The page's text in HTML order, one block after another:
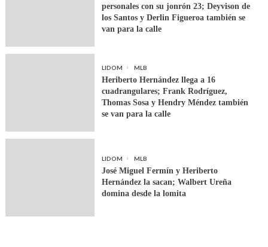
personales con su jonrón 23; Deyvison de
los Santos y Derlin Figueroa también se
van para la calle
LIDOM MLB
Heriberto Hernández llega a 16
cuadrangulares; Frank Rodríguez,
Thomas Sosa y Hendry Méndez también
se van para la calle
LIDOM MLB
José Miguel Fermín y Heriberto
Hernández la sacan; Walbert Ureña
domina desde la lomita